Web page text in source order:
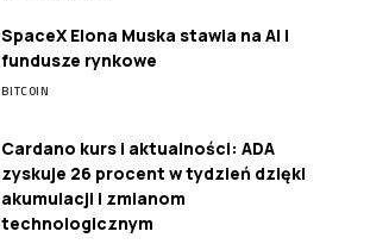
SpaceX Elona Muska stawia na AI i
fundusze rynkowe
BITCOIN
Cardano kurs i aktualności: ADA
zyskuje 26 procent w tydzień dzięki
akumulacji i zmianom
technologicznym